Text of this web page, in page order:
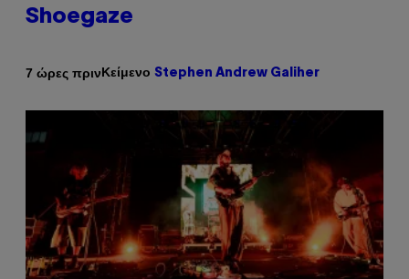
Shoegaze
7 ώρες πρινΚείμενο Stephen Andrew Galiher